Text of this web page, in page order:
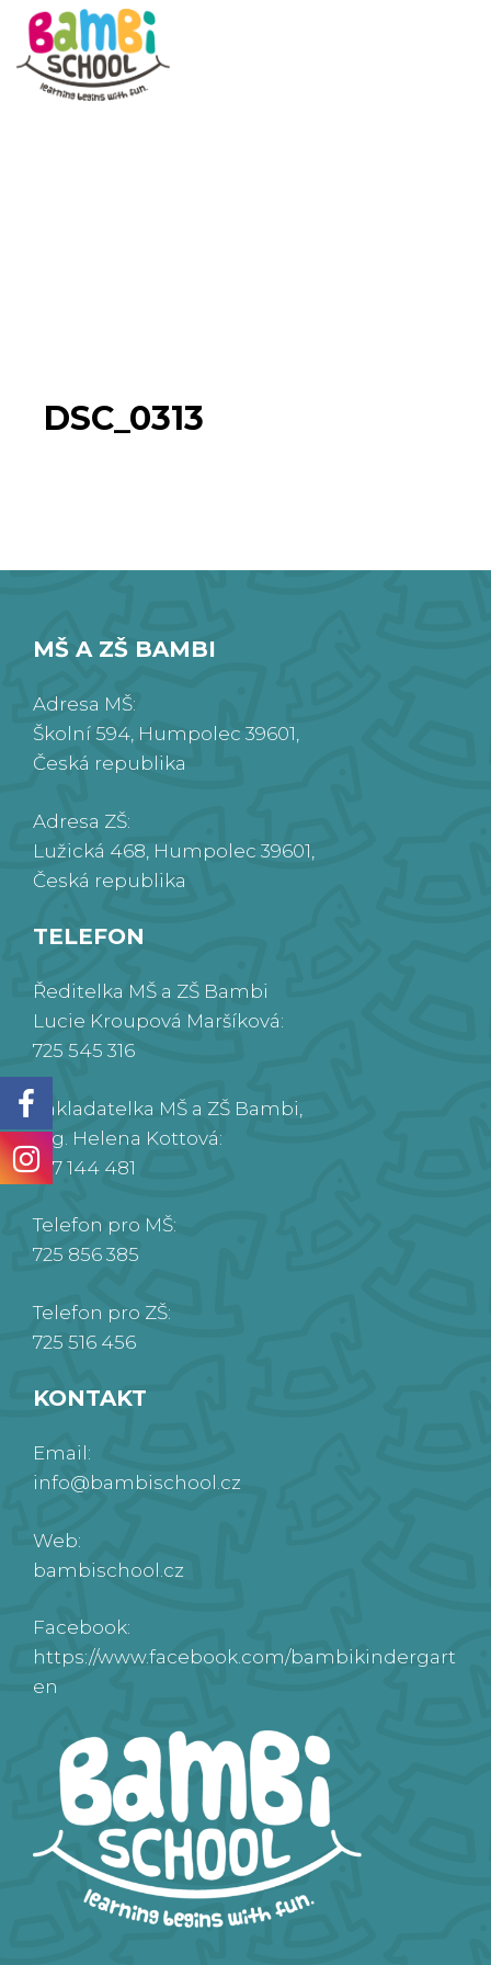
DSC_0313
MŠ A ZŠ BAMBI
Adresa MŠ:
Školní 594, Humpolec 39601,
Česká republika
Adresa ZŠ:
Lužická 468, Humpolec 39601,
Česká republika
TELEFON
Ředitelka MŠ a ZŠ Bambi
Lucie Kroupová Maršíková:
725 545 316
Zakladatelka MŠ a ZŠ Bambi,
Ing. Helena Kottová:
777 144 481
Telefon pro MŠ:
725 856 385
Telefon pro ZŠ:
725 516 456
KONTAKT
Email:
info@bambischool.cz
Web:
bambischool.cz
Facebook:
https://www.facebook.com/bambikindergart
en